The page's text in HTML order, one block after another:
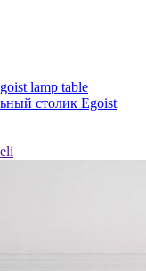
столик Egoist